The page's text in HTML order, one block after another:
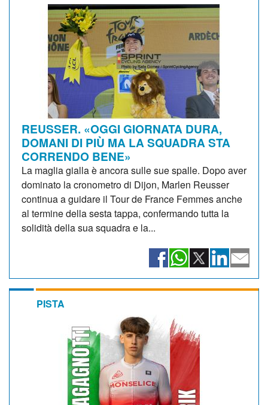
REUSSER. «OGGI GIORNATA DURA,
DOMANI DI PIÙ MA LA SQUADRA STA
CORRENDO BENE»
La maglia gialla è ancora sulle sue spalle. Dopo aver
dominato la cronometro di Dijon, Marlen Reusser
continua a guidare il Tour de France Femmes anche
al termine della sesta tappa, confermando tutta la
solidità della sua squadra e la...
PISTA